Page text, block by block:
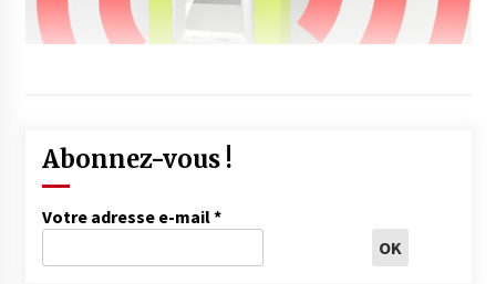
Abonnez-vous !
Votre adresse e-mail*